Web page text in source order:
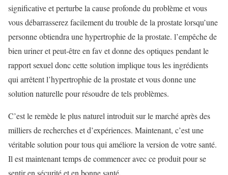
significative et perturbe la cause profonde du problème et vous
vous débarrasserez facilement du trouble de la prostate lorsqu’une
personne obtiendra une hypertrophie de la prostate. l’empêche de
bien uriner et peut-être en fav et donne des optiques pendant le
rapport sexuel donc cette solution implique tous les ingrédients
qui arrêtent l’hypertrophie de la prostate et vous donne une
solution naturelle pour résoudre de tels problèmes.
C’est le remède le plus naturel introduit sur le marché après des
milliers de recherches et d’expériences. Maintenant, c’est une
véritable solution pour tous qui améliore la version de votre santé.
Il est maintenant temps de commencer avec ce produit pour se